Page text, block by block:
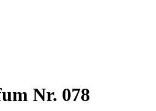
Nr. 078